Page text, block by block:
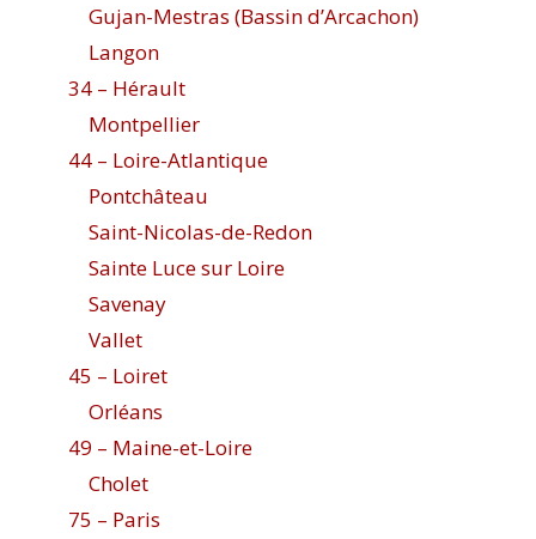
Gujan-Mestras (Bassin d’Arcachon)
Langon
34 – Hérault
Montpellier
44 – Loire-Atlantique
Pontchâteau
Saint-Nicolas-de-Redon
Sainte Luce sur Loire
Savenay
Vallet
45 – Loiret
Orléans
49 – Maine-et-Loire
Cholet
75 – Paris